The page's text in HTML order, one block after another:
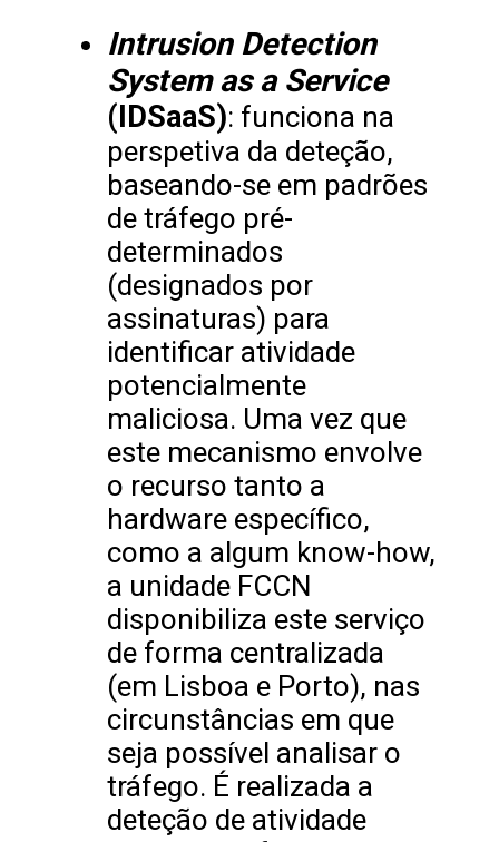
Intrusion Detection
System as a Service
(IDSaaS): funciona na
perspetiva da deteção,
baseando-se em padrões
de tráfego pré-
determinados
(designados por
assinaturas) para
identificar atividade
potencialmente
maliciosa. Uma vez que
este mecanismo envolve
o recurso tanto a
hardware específico,
como a algum know-how,
a unidade FCCN
disponibiliza este serviço
de forma centralizada
(em Lisboa e Porto), nas
circunstâncias em que
seja possível analisar o
tráfego. É realizada a
deteção de atividade